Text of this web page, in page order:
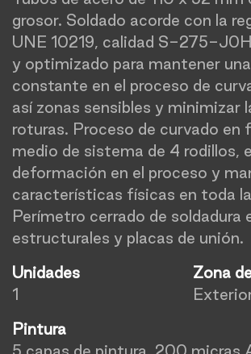
grosor. Soldado acorde con la
UNE 10219, calidad S-275-
y optimizado para mantener
constante en el proceso de
así zonas sensibles y minimizar
roturas. Proceso de curvado en
medio de sistema de 4 rodillos,
deformación en el proceso y
características físicas en toda
Perímetro cerrado de soldadura
estructurales y placas de unión.
Unidades
1
Zona
Pintura